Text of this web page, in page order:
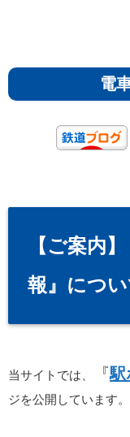
電
【ご案内
報』につい
当サイトでは、 『駅
ジを公開しています。